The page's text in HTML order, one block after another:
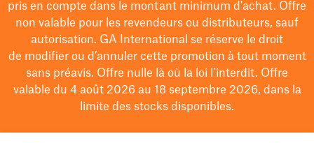
pris en compte dans le montant minimum d'achat. Offre
non valable pour les revendeurs ou distributeurs, sauf
autorisation. GA International se réserve le droit
de modifierou d’annuler cette promotion à tout moment
sans préavis. Offre nulle là où la loi l’interdit. Offre
valable du 4 août 2026 au 18 septembre 2026, dans la
limite des stocks disponibles.